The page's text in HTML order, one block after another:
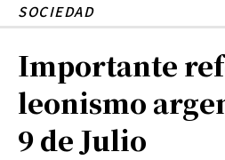
SOCIEDAD
Importante
leonismo
9 de Julio